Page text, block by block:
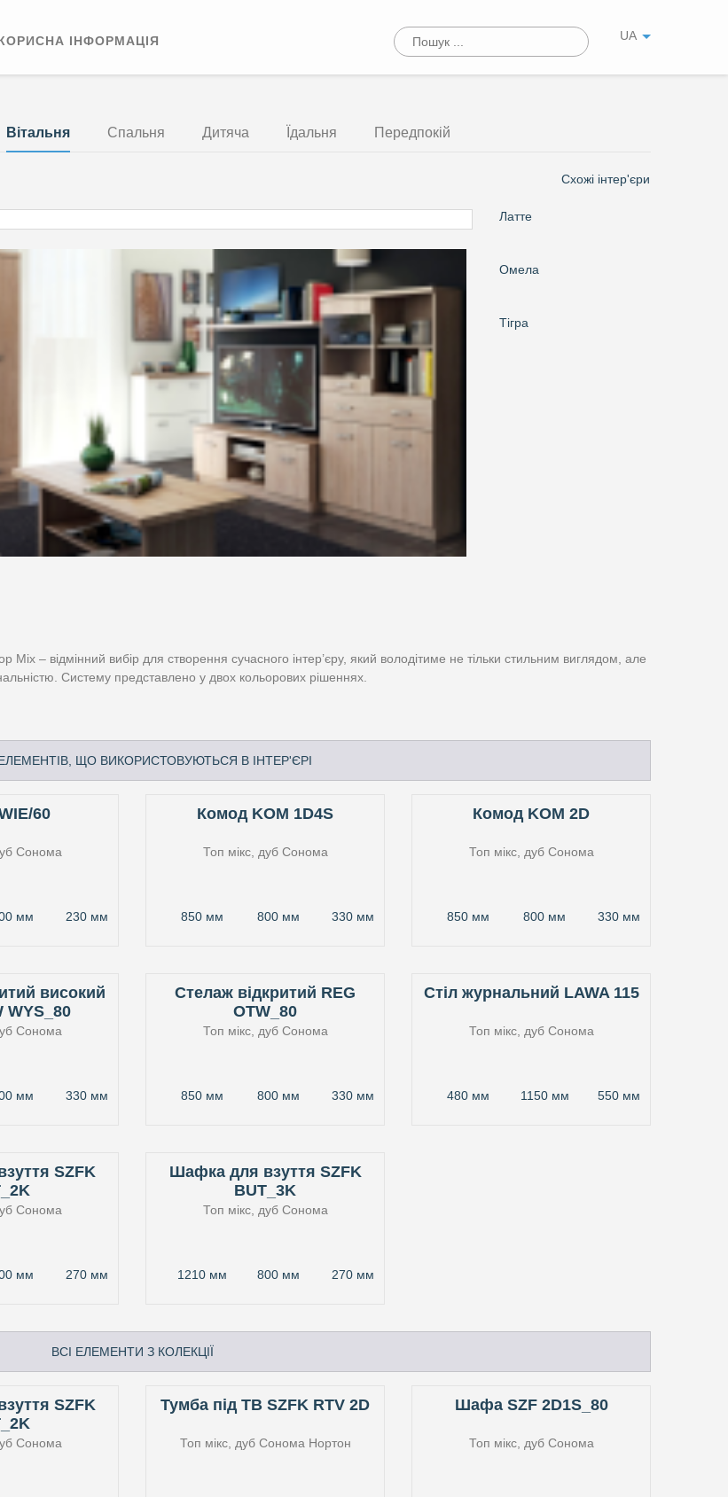
ІНФОРМАЦІЯ UA
Вітальня Спальня Дитяча Їдальня Передпокій
Схожі інтер'єри
Латте
Омела
Тігра
Mix – відмінний вибір для створення сучасного інтер’єру, який володітиме не тільки стильним виглядом, але
Систему представлено у двох кольорових рішеннях.
ЕЛЕМЕНТІВ, ЩО ВИКОРИСТОВУЮТЬСЯ В ІНТЕР'ЄРІ
60
Сонома
мм 230 мм
Комод KOM 1D4S
Топ мікс, дуб Сонома
850 мм 800 мм 330 мм
Комод KOM 2D
Топ мікс, дуб Сонома
850 мм 800 мм 330 мм
високий
WYS_80
Сонома
мм 330 мм
Стелаж відкритий REG
OTW_80
Топ мікс, дуб Сонома
850 мм 800 мм 330 мм
Стіл журнальний LAWA 115
Топ мікс, дуб Сонома
480 мм 1150 мм 550 мм
SZFK
Сонома
мм 270 мм
Шафка для взуття SZFK
BUT_3K
Топ мікс, дуб Сонома
1210 мм 800 мм 270 мм
ВСІ ЕЛЕМЕНТИ З КОЛЕКЦІЇ
SZFK
Сонома
Тумба під ТВ SZFK RTV 2D
Топ мікс, дуб Сонома Нортон
Шафа SZF 2D1S_80
Топ мікс, дуб Сонома